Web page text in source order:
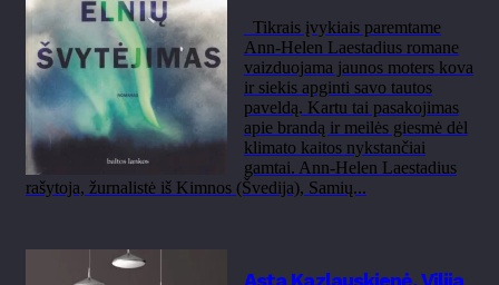
Tikrais įvykiais paremtame
Ann-Helen Laestadius romane
vaizduojama jaunos moters kova
ir siekis apginti savo tautos
paveldą. Kartu tai pasakojimas
apie brandą ir meilės giesmė dėl
klimato kaitos nykstančiai
gamtai. Ann-Helen Laestadius
rašytoja, žurnalistė iš Kimnos (Švedija), Samių...